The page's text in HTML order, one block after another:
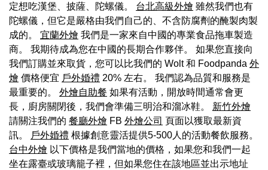
定想吃漢堡、披薩、陀螺儀。 台北高級外燴 雖然我們也有
陀螺儀，但它是嚴格由我們自己的、不含防腐劑的醃製肉製
成的。 宜蘭外燴 我們是一家來自中國的專業食品拖車製造
商。 我期待成為您在中國的長期合作夥伴。 如果您直接向
我們訂購並來取貨，您可以比我們的 Wolt 和 Foodpanda 外
燴 價格便宜 戶外婚禮 20% 左右。 我們認為品質和服務是
最重要的。 外燴自助餐 如果有活動，開放時間通常會更
長，廚房關閉後，我們會準備三明治和溜冰鞋。 新竹外燴
請關注我們的 餐廳外燴 FB 外燴公司 頁面以獲取最新資
訊。
戶外婚禮 根據創意靈活提供5-500人的活動餐飲服務。
台中外燴 以下價格是我們當地的價格，如果您和我們一起
坐在露臺或玻璃籠子裡，但如果您住在該地區並出示地址